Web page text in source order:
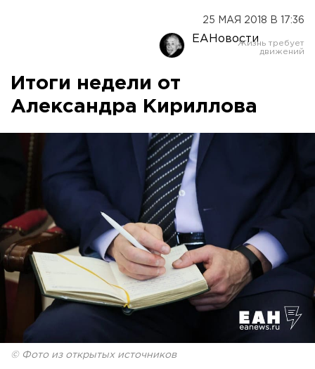
25 МАЯ 2018 В 17:36
ЕАНовости
Итоги недели от
Александра Кириллова
© Фото из открытых источников